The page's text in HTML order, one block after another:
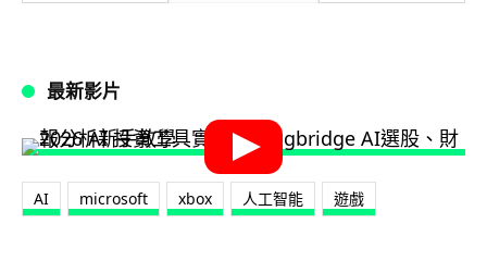
最新影片
AI microsoft xbox 人工智能 遊戲